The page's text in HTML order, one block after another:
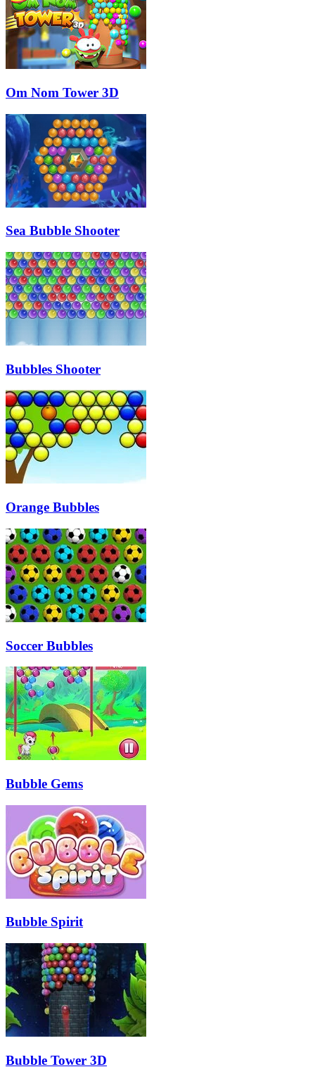
Om Nom Tower 3D
Sea Bubble Shooter
Bubbles Shooter
Orange Bubbles
Soccer Bubbles
Bubble Gems
Bubble Spirit
Bubble Tower 3D